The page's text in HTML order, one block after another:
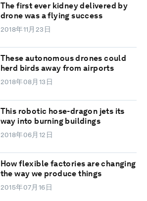
The first ever kidney delivered by
drone was a flying success
2018年11月23日
These autonomous drones could
herd birds away from airports
2018年08月13日
This robotic hose-dragon jets its
way into burning buildings
2018年06月12日
How flexible factories are changing
the way we produce things
2015年07月16日